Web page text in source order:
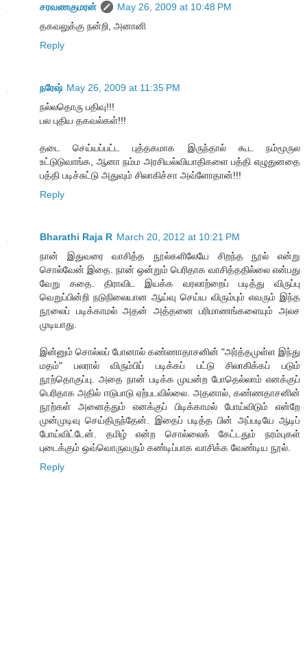
சரவணகுமரன்
May 26, 2009 at 10:48 PM
தகவலுக்கு நன்றி, அனானி
Reply
நரேஷ் May 26, 2009 at 11:35 PM
நல்லதொரு பதிவு!!!
பல புதிய தகவல்கள்!!!
தடை செய்யப்பட்ட புத்தகமாக இருந்தால் கூட நம்மூருல
உட்டுடுவாங்க, ஆனா நம்ம அரசியல்வியாதிகளை பத்தி எழுதுனதை
பத்தி படிச்சுட்டு அதுவும் சிலாகிச்சா அவ்ளோதான்!!!
Reply
Bharathi Raja R March 20, 2012 at 10:21 PM
நான் இதுவரை வாசித்த நூல்களிலேயே சிறந்த நூல் என்று
சொல்வேன் இதை. நான் ஒன்றும் பெரிதாக வாசித்ததில்லை என்பது
வேறு கதை. திராவிட இயக்க வரலாற்றைப் படித்து விருப்பு
வெறுப்பின்றி நடுநிலையான ஆய்வு செய்ய விரும்பும் எவரும் இந்த
நூலைப் படிக்காமல் அதன் அத்தனை பரிமாணங்களையும் அலச
முடியாது.
இன்னும் சொல்லப் போனால் கண்ணாதாசனின் "அர்த்தமுள்ள இந்து
மதம்" பலரால் விரும்பிப் படிக்கப் பட்டு சிலாகிக்கப் படும்
நூற்தொகுப்பு. அதை நான் படிக்க முயன்ற போதெல்லாம் எனக்குப்
பெரிதாக அதில் ஈடுபாடு ஏற்படவில்லை. அதனால், கண்ணதாசனின்
நூற்கள் அனைத்தும் எனக்குப் பிடிக்காமல் போய்விடும் என்றே
முன்முடிவு செய்திருந்தேன். இதைப் படித்த பின் அப்படியே ஆடிப்
போய்விட்டேன். தமிழ் என்ற சொல்லைக் கேட்டதும் நரம்புகள்
புடைக்கும் ஒவ்வொருவரும் கண்டிப்பாக வாசிக்க வேண்டிய நூல்.
Reply